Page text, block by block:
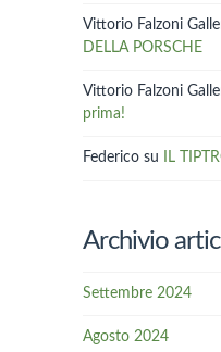
Vittorio Falzoni
DELLA PORSCHE
Vittorio Falzoni
prima!
Federico su IL
Archivio
Settembre 2024
Agosto 2024